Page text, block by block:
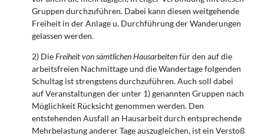
Gruppen durchzuführen. Dabei kann diesen weitgehende
Freiheit in der Anlage u. Durchführung der Wanderungen
gelassen werden.
2) DieFreiheit von sämtlichen Hausarbeitenfür den auf die
arbeitsfreien Nachmittage und die Wandertage folgenden
Schultag ist strengstens durchzuführen. Auch soll dabei
auf Veranstaltungen der unter 1) genannten Gruppen nach
Möglichkeit Rücksicht genommen werden. Den
entstehenden Ausfall an Hausarbeit durch entsprechende
Mehrbelastung anderer Tage auszugleichen, ist ein Verstoß